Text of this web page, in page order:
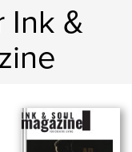
Ink &